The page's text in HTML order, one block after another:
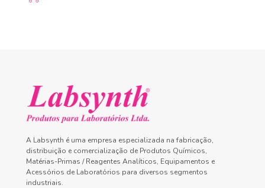
A Labsynth é uma empresa especializada na fabricação,
distribuição e comercialização de Produtos Químicos,
Matérias-Primas / Reagentes Analíticos, Equipamentos e
Acessórios de Laboratórios para diversos segmentos
industriais.